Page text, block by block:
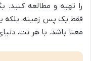
را تهیه و مطالعه کنید.
فقط یک پس زمینه، بلکه
معنا باشد. با هر نت،